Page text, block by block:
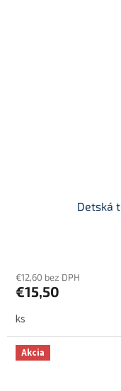
Detská
€12,60 bez DPH
€15,50
ks
Akcia